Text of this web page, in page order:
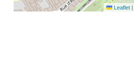
Leaflet |